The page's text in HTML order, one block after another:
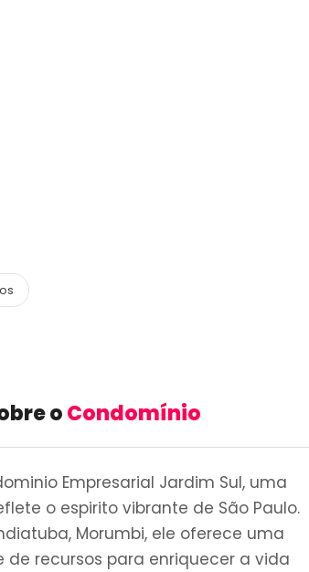
oCondomínio
Empresarial Jardim Sul, uma
o espirito vibrante de São Paulo.
Morumbi, ele oferece uma
recursos para enriquecer a vida